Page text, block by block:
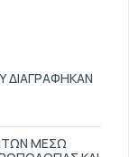
ΔΙΑΓΡΑΦΗΚΑΝ
ΜΕΣΩ